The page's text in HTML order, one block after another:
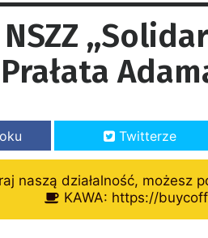
Twitterze
naszą działalność, możesz
KAWA: https://